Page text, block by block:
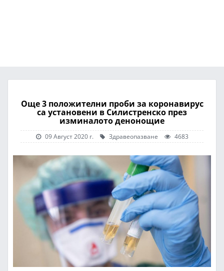
Още 3 положителни проби за коронавирус
са установени в Силистренско през
изминалото денонощие
09 Август 2020 г. Здравеопазване 4683